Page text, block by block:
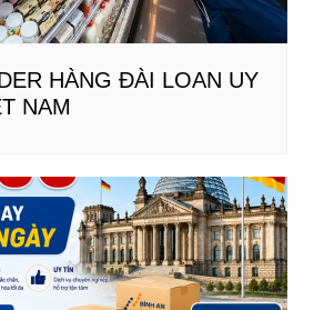
HÀNG ĐÀI LOAN UY
NAM